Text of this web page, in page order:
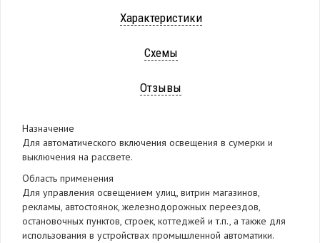
Характеристики
Схемы
Отзывы
Назначение
Для автоматического включения освещения в сумерки и
выключения на рассвете.
Область применения
Для управления освещением улиц, витрин магазинов,
рекламы, автостоянок, железнодорожных переездов,
остановочных пунктов, строек, коттеджей и т.п., а также для
использования в устройствах промышленной автоматики.